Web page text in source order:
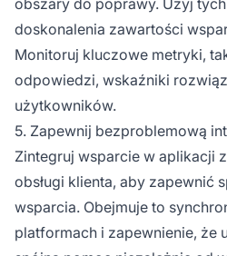
doskonalenia zawartości
Monitoruj kluczowe metryki,
odpowiedzi, wskaźniki
użytkowników.
5. Zapewnij bezproblemową
Zintegruj wsparcie w aplikacji
obsługi klienta, aby zapewnić
wsparcia. Obejmuje to
platformach i zapewnienie, że